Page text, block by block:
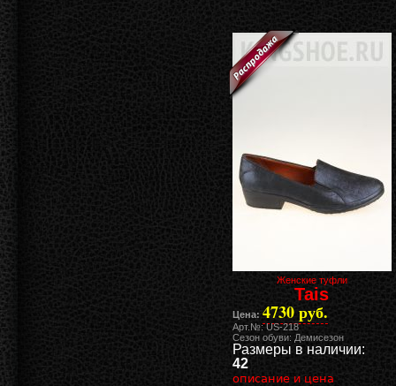
Женские туфли
Tais
Цена: 4730 руб.
Арт.№: US-218
Сезон обуви: Демисезон
Размеры в наличии:
42
описание и цена